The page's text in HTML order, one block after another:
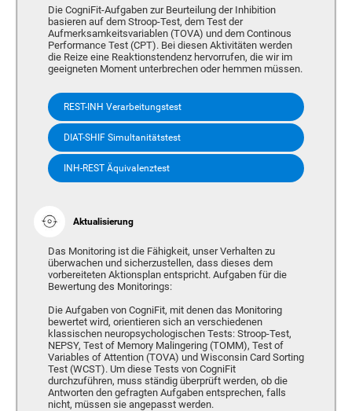
Die CogniFit-Aufgaben zur Beurteilung der Inhibition
basieren auf dem Stroop-Test, dem Test der
Aufmerksamkeitsvariablen (TOVA) und dem Continous
Performance Test (CPT). Bei diesen Aktivitäten werden
die Reize eine Reaktionstendenz hervorrufen, die wir im
geeigneten Moment unterbrechen oder hemmen müssen.
REST-INH Verarbeitungstest
DIAT-SHIF Simultanitätstest
INH-REST Äquivalenztest
Aktualisierung
Das Monitoring ist die Fähigkeit, unser Verhalten zu
überwachen und sicherzustellen, dass dieses dem
vorbereiteten Aktionsplan entspricht. Aufgaben für die
Bewertung des Monitorings:
Die Aufgaben von CogniFit, mit denen das Monitoring
bewertet wird, orientieren sich an verschiedenen
klassischen neuropsychologischen Tests: Stroop-Test,
NEPSY, Test of Memory Malingering (TOMM), Test of
Variables of Attention (TOVA) und Wisconsin Card Sorting
Test (WCST). Um diese Tests von CogniFit
durchzuführen, muss ständig überprüft werden, ob die
Antworten den gefragten Aufgaben entsprechen, falls
nicht, müssen sie angepasst werden.